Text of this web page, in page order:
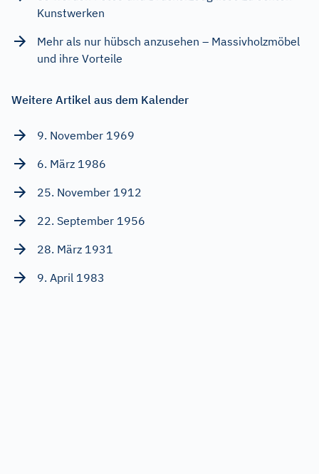
Kunstwerken
Mehr als nur hübsch anzusehen – Massivholzmöbel
und ihre Vorteile
Weitere Artikel aus dem Kalender
9. November 1969
6. März 1986
25. November 1912
22. September 1956
28. März 1931
9. April 1983